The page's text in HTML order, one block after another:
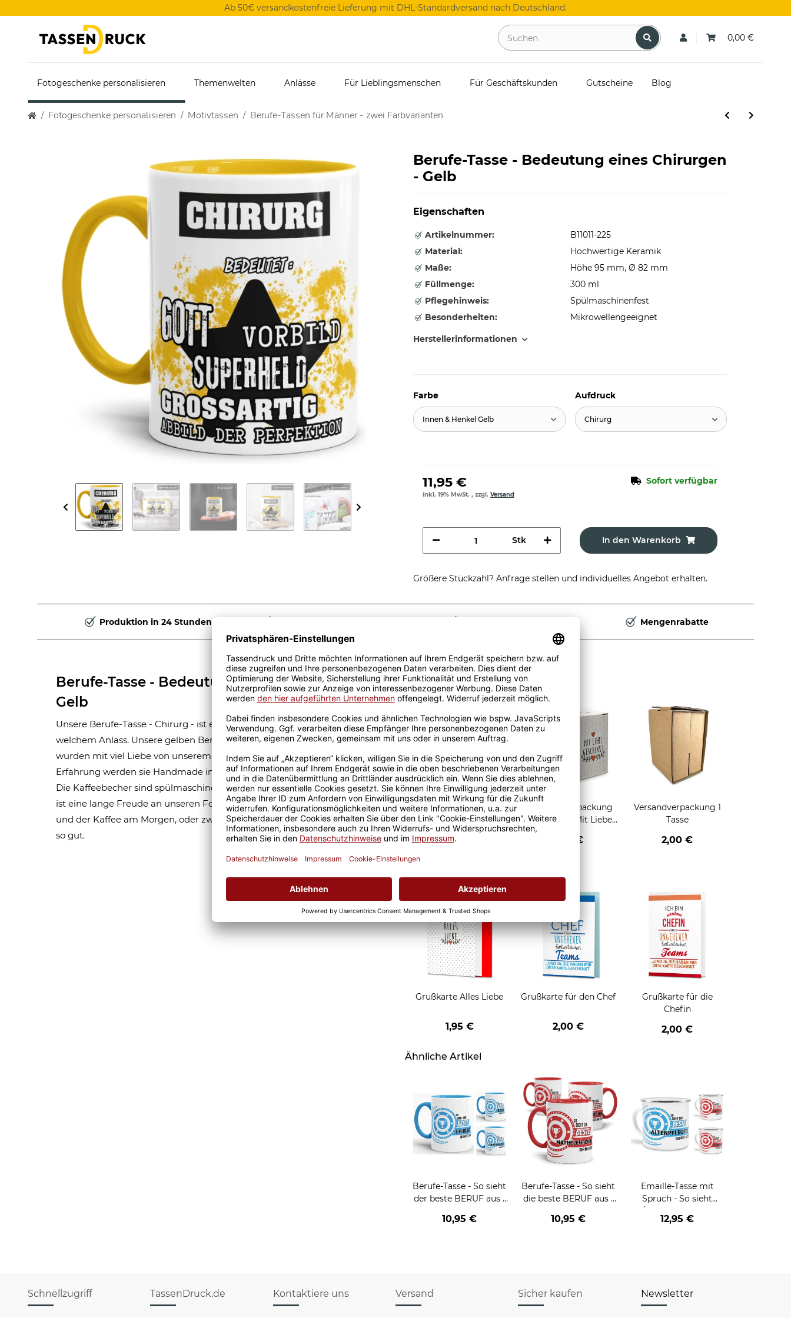
Ab 50€ versandkostenfreie Lieferung mit DHL-Standardversand nach Deutschland.
0,00 €
Fotogeschenke personalisieren Themenwelten Anlässe Für Lieblingsmenschen Für Geschäftskunden Gutscheine Blog
Fotogeschenke personalisieren Motivtassen Berufe-Tassen für Männer - zwei Farbvarianten
Berufe-Tasse - Bedeutung eines Chirurgen
- Gelb
Eigenschaften
Artikelnummer:
B11011-225
Material:
Hochwertige Keramik
Maße:
Höhe 95 mm, Ø 82 mm
Füllmenge:
300 ml
Pflegehinweis:
Spülmaschinenfest
Besonderheiten:
Mikrowellengeeignet
Herstellerinformationen
Farbe
Innen & Henkel Gelb
Aufdruck
Chirurg
11,95 € Sofort verfügbar
inkl. 19% MwSt. , zzgl. Versand
Stk In den Warenkorb
Größere Stückzahl? Anfrage stellen und individuelles Angebot erhalten.
Produktion in 24 Stunden Mengenrabatte
Berufe-Tasse - Bedeutung eines Chirurgen -
Gelb
Unsere Berufe-Tasse - Chirurg - ist eine tolle Geschenkidee, egal zu
welchem Anlass. Unsere gelben Berufe-Tassen aus hochwertiger Keramik
wurden mit viel Liebe von unserem Grafik-Team designt. Mit viel
Erfahrung werden sie Handmade in unserer eigenen Produktion bedruckt.
Die Kaffeebecher sind spülmaschinen- und mikrowellen geeignet. Somit
ist eine lange Freude an unseren Fototassen und Motivtassen garantiert
und der Kaffee am Morgen, oder zwischendurch, schmeckt gleich nochmal
so gut.
Passende Verpackungen
Geschenkverpackung 1
Tasse mit Fenster
2,50 €
Geschenkverpackung
für Tassen - Mit Liebe
2,95 €
Versandverpackung 1
Tasse
2,00 €
Grußkarten zum Verschenken
Grußkarte Alles Liebe
1,95 €
Grußkarte für den Chef
2,00 €
Grußkarte für die
Chefin
2,00 €
Ähnliche Artikel
Berufe-Tasse - So sieht
der beste BERUF aus -
Männer - Hellblau
10,95 €
Berufe-Tasse - So sieht
die beste BERUF aus -
Frauen
10,95 €
Emaille-Tasse mit
Spruch - So sieht
- aus
12,95 €
Schnellzugriff TassenDruck.de Kontaktiere uns Versand Sicher kaufen Newsletter